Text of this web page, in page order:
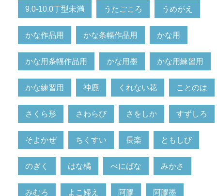
9.0-10.0丁型未満 うたごころ うめがえ
かな作品用 かな条幅作品用 かな用
かな用条幅作品用 かな用墨 かな用練習用
かな練習用 神鹿 くれない花 ことのは
さくら形 さわらび さをしか すずしろ
そよかぜ ちくすい 長楽 ともしび
のぎく はな橘 べにばな みかさ
みむろ よこ婦え 阿膠 阿膠墨